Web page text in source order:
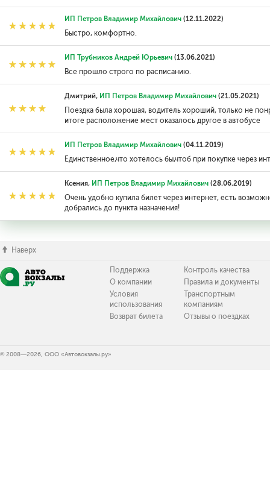
ИП Петров Владимир Михайлович(12.11.2022)
Быстро, комфортно.
ИП Трубников Андрей Юрьевич(13.06.2021)
Все прошло строго по расписанию.
Дмитрий, ИП Петров Владимир Михайлович(21.05.2021)
Поездка была хорошая, водитель хороший, только не
итоге расположение мест оказалось другое в автобусе
ИП Петров Владимир Михайлович(04.11.2019)
Единственное,что хотелось бы,чтоб при покупке через
Ксения, ИП Петров Владимир Михайлович(28.06.2019)
Очень удобно купила билет через интернет, есть
добрались до пункта назначения!
Наверх
Поддержка
О компании
Условия
использования
Возврат билета
Контроль качества
Правила и документы
Транспортным
компаниям
Отзывы о поездках
© 2008—2026, ООО «Автовокзалы.ру»